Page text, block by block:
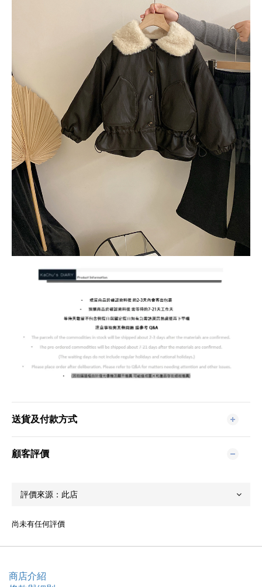
送貨及付款方式
顧客評價
尚未有任何評價
商店介紹